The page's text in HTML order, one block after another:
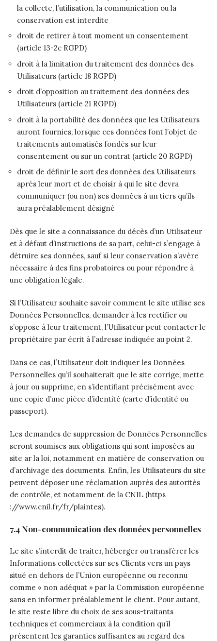
la collecte, l’utilisation, la communication ou la
conservation est interdite
droit de retirer à tout moment un consentement
(article 13-2c RGPD)
droit à la limitation du traitement des données des
Utilisateurs (article 18 RGPD)
droit d’opposition au traitement des données des
Utilisateurs (article 21 RGPD)
droit à la portabilité des données que les Utilisateurs
auront fournies, lorsque ces données font l’objet de
traitements automatisés fondés sur leur
consentement ou sur un contrat (article 20 RGPD)
droit de définir le sort des données des Utilisateurs
après leur mort et de choisir à qui le site devra
communiquer (ou non) ses données à un tiers qu’ils
aura préalablement désigné
Dès que le site a connaissance du décès d’un Utilisateur
et à défaut d’instructions de sa part, celui-ci s’engage à
détruire ses données, sauf si leur conservation s’avère
nécessaire à des fins probatoires ou pour répondre à
une obligation légale.
Si l’Utilisateur souhaite savoir comment le site utilise ses
Données Personnelles, demander à les rectifier ou
s’oppose à leur traitement, l’Utilisateur peut contacter le
propriétaire par écrit à l’adresse indiquée au point 2.
Dans ce cas, l’Utilisateur doit indiquer les Données
Personnelles qu’il souhaiterait que le site corrige, mette
à jour ou supprime, en s’identifiant précisément avec
une copie d’une pièce d’identité (carte d’identité ou
passeport).
Les demandes de suppression de Données Personnelles
seront soumises aux obligations qui sont imposées au
site ar la loi, notamment en matière de conservation ou
d’archivage des documents. Enfin, les Utilisateurs du site
peuvent déposer une réclamation auprès des autorités
de contrôle, et notamment de la CNIL (https
://www.cnil.fr/fr/plaintes).
7.4 Non-communication des données personnelles
Le site s’interdit de traiter, héberger ou transférer les
Informations collectées sur ses Clients vers un pays
situé en dehors de l’Union européenne ou reconnu
comme « non adéquat » par la Commission européenne
sans en informer préalablement le client. Pour autant,
le site reste libre du choix de ses sous-traitants
techniques et commerciaux à la condition qu’il
présentent les garanties suffisantes au regard des